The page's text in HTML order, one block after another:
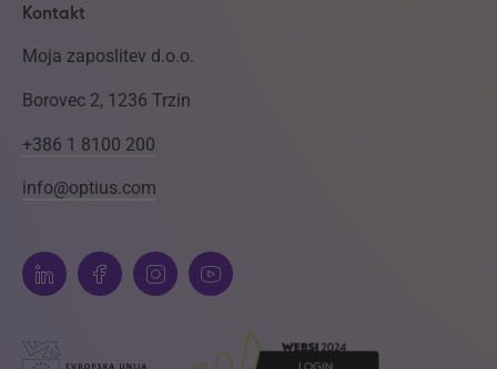
Kontakt
Moja zaposlitev d.o.o.
Borovec 2, 1236 Trzin
+386 1 8100 200
info@optius.com